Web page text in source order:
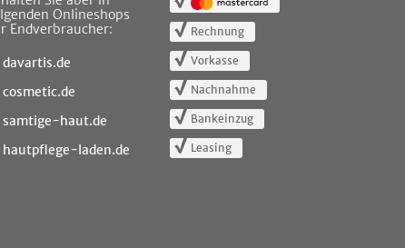
Onlineshops
Endverbraucher:
davartis.de
cosmetic.de
samtige-haut.de
hautpflege-laden.de
Rechnung
Vorkasse
Nachnahme
Bankeinzug
Leasing